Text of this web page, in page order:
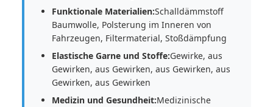
Funktionale Materialien:Schalldämmstoff
Baumwolle, Polsterung im Inneren von
Fahrzeugen, Filtermaterial, Stoßdämpfung
Elastische Garne und Stoffe:Gewirke, aus
Gewirken, aus Gewirken, aus Gewirken, aus
Gewirken, aus Gewirken
Medizin und Gesundheit:Medizinische